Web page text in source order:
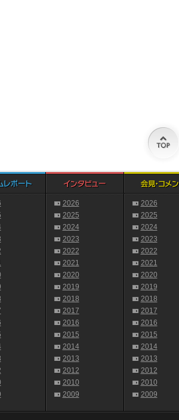
2026
2025
2024
2023
2022
2021
2020
2019
2018
2017
2016
2015
2014
2013
2012
2010
2009
2026
2025
2024
2023
2022
2021
2020
2019
2018
2017
2016
2015
2014
2013
2012
2010
2009